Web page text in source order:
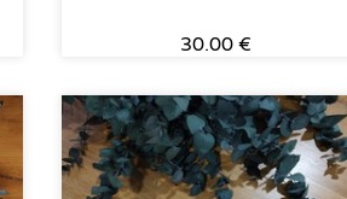
30.00 €